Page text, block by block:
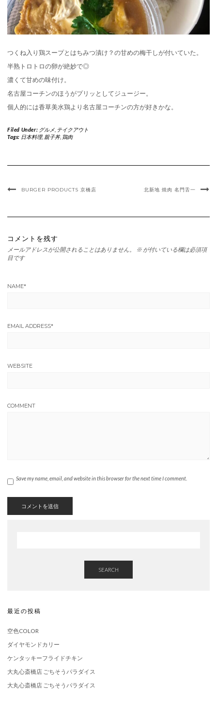
つくね入り鶏スープとはちみつ漬け？の甘めの梅干しが付いていた。
半熟トロトロの卵が絶妙で◎
濃くて甘めの味付け。
名古屋コーチンのほうがプリッとしてジュージー。
個人的には香草美水鶏より名古屋コーチンの方が好きかな。
Filed Under: グルメ, テイクアウト
Tags: 日本料理, 親子丼, 鶏肉
BURGER PRODUCTS 京橋店 北新地 焼肉 名門舌一
コメントを残す
メールアドレスが公開されることはありません。 ※ が付いている欄は必須項
目です
NAME*
EMAIL ADDRESS*
WEBSITE
COMMENT
Save my name, email, and website in this browser for the next time I comment.
SEARCH
最近の投稿
空色COLOR
ダイヤモンドカリー
ケンタッキーフライドチキン
大丸心斎橋店 ごちそうパラダイス
大丸心斎橋店 ごちそうパラダイス